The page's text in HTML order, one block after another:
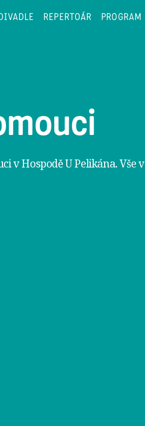
REPERTOÁR PROGRAM
v Hospodě U Pelikána. Vše v